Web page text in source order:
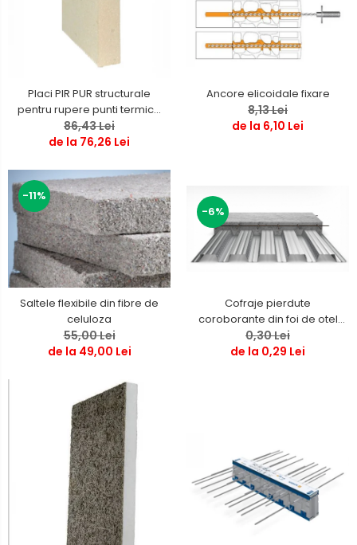
Placi PIR PUR structurale
pentru rupere punti termice
tamplarie
86,43 Lei
de la 76,26 Lei
Ancore elicoidale fixare
8,13 Lei
de la 6,10 Lei
-11%
Saltele flexibile din fibre de
celuloza
55,00 Lei
de la 49,00 Lei
-6%
Cofraje pierdute
coroborante din foi de otel
pentru placi de beton
0,30 Lei
de la 0,29 Lei